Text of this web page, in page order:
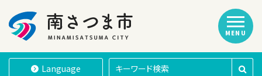
南さつま市
Language
MENU